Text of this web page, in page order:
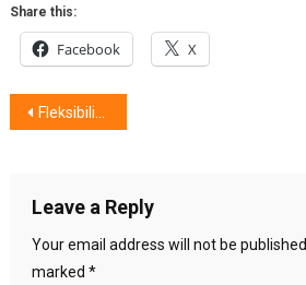
Share this:
Facebook X
Post
Fleksibilitas Bikin Berbagai Konten, Ketika Berdampingan Dengan…..
Leave a Reply
Your email address will not be published.
marked *